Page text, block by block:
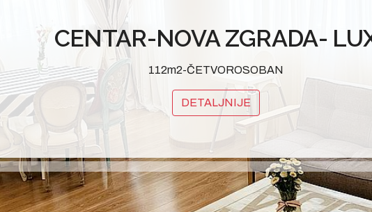
CENTAR-NOVA ZGRADA-
112m2-ČETVOROSOBAN
DETALJNIJE